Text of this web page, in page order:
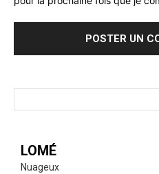
LOMÉ
Nuageux